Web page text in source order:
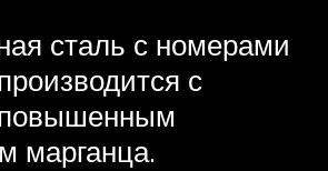
сталь с номерами
с
марганца.